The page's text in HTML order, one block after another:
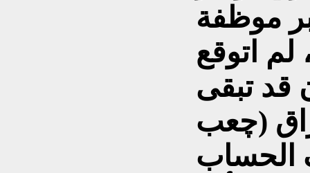
موظفة
لم اتوقع
قد تبقى
(چعب
الحساب